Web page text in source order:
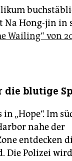
Hong-jin in
Wailing“ von
die blutige
„Hope“. Im
nahe der
entdecken
Die Polizei